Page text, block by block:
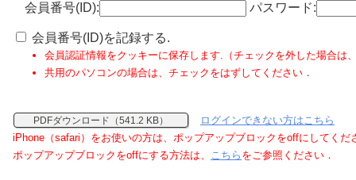
会員番号(ID): パスワード:
会員番号(ID)を記録する.
会員認証情報をクッキーに保存します.（チェックを外した場合は
共用のパソコンの場合は、チェックをはずしてください．
PDFダウンロード（541.2 KB）
ログインできない方はこちら
iPhone（safari）をお使いの方は、ポップアップブロックをoffにしてくだ
ポップアップブロックをoffにする方法は、 こちら をご参照ください．